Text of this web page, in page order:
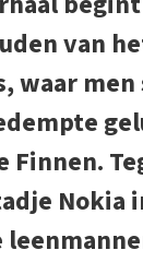
van
waar
Nokia